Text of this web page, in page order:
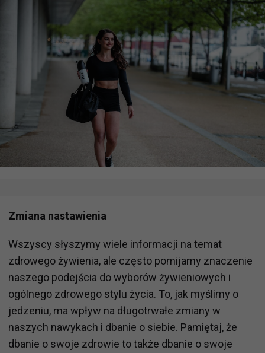
Zmiana nastawienia
Wszyscy słyszymy wiele informacji na temat
zdrowego żywienia, ale często pomijamy znaczenie
naszego podejścia do wyborów żywieniowych i
ogólnego zdrowego stylu życia. To, jak myślimy o
jedzeniu, ma wpływ na długotrwałe zmiany w
naszych nawykach i dbanie o siebie. Pamiętaj, że
dbanie o swoje zdrowie to także dbanie o swoje